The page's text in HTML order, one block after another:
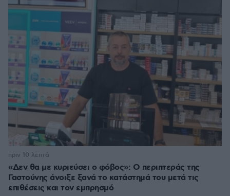
«Δεν θα με κυριεύσει ο φόβος»: Ο περιπτεράς της
Γαστούνης άνοιξε ξανά το κατάστημά του μετά τις
επιθέσεις και τον εμπρησμό
πριν 10 λεπτά